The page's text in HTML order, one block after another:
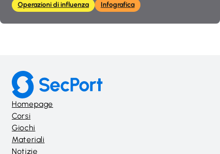
Operazioni di influenza Infografica
Homepage
Corsi
Giochi
Materiali
Notizie